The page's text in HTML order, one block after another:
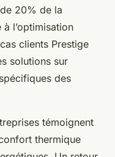
20% de la
l’optimisation
clients Prestige
solutions sur
des
témoignent
thermique